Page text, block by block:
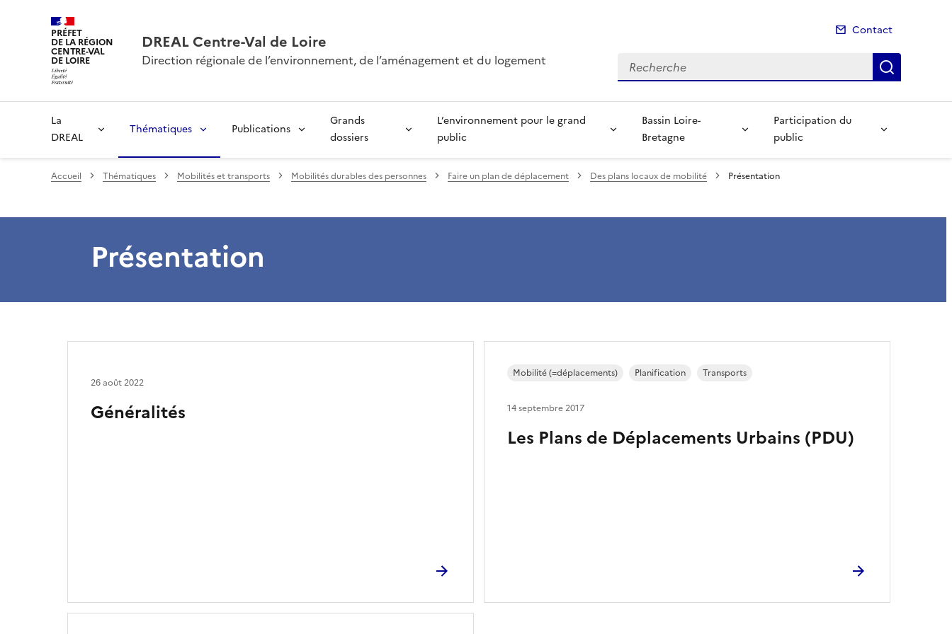
PRÉFET
DE LA RÉGION
CENTRE-VAL
DE LOIRE
DREAL Centre-Val de Loire
Direction régionale de l’environnement, de l’aménagement et du logement
Contact
Recherche
La
DREAL
Thématiques Publications
Grands
dossiers
L’environnement pour le grand
public
Bassin Loire-
Bretagne
Participation du
public
Accueil Thématiques Mobilités et transports Mobilités durables des personnes Faire un plan de déplacement Des plans locaux de mobilité Présentation
Présentation
Généralités
26 août 2022
Les Plans de Déplacements Urbains (PDU)
Mobilité (=déplacements) Planification Transports
14 septembre 2017